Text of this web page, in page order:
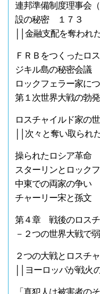
連邦準備制度理事会
設の秘密 １７３
││金融支配を奪われ
ＦＲＢをつくったロ
ジキル島の秘密会議
ロックフェラー家に
第１次世界大戦の勃
ロスチャイルド家の
││次々と奪い取られ
操られたロシア革命
スターリンとロック
中東での両家の争い
チャーリー宋と孫文
第４章 戦後のロス
－２つの世界大戦で
２つの大戦とロスチ
││ヨーロッパが戦火